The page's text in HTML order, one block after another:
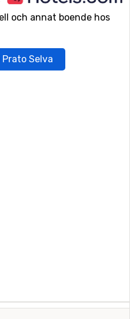
och annat boende hos
Selva